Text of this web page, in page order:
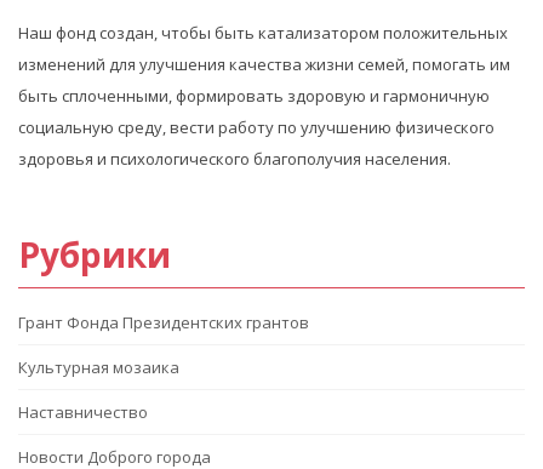
Наш фонд создан, чтобы быть катализатором положительных
изменений для улучшения качества жизни семей, помогать им
быть сплоченными, формировать здоровую и гармоничную
социальную среду, вести работу по улучшению физического
здоровья и психологического благополучия населения.
Рубрики
Грант Фонда Президентских грантов
Культурная мозаика
Наставничество
Новости Доброго города